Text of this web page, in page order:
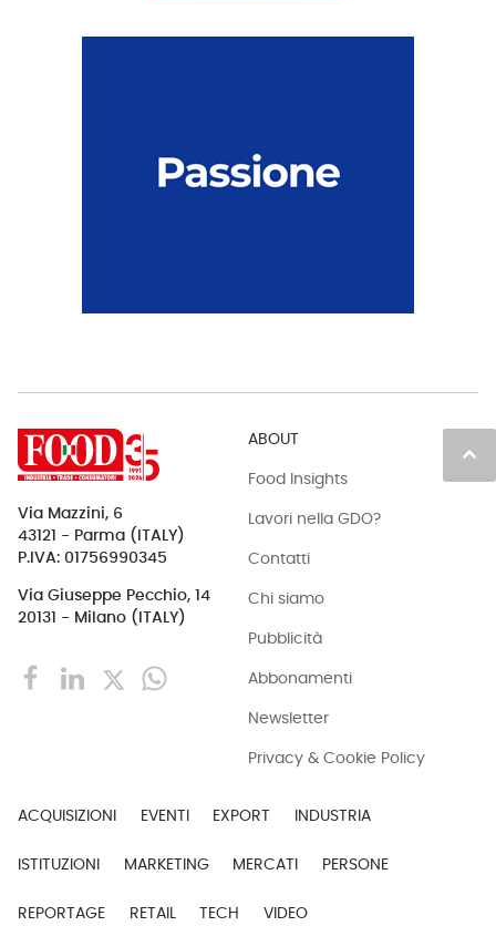
keyboard_arrow_up
Via Mazzini, 6
43121 - Parma (ITALY)
P.IVA: 01756990345
Via Giuseppe Pecchio, 14
20131 - Milano (ITALY)
ABOUT
Food Insights
Lavori nella GDO?
Contatti
Chi siamo
Pubblicità
Abbonamenti
Newsletter
Privacy & Cookie Policy
ACQUISIZIONI EVENTI EXPORT INDUSTRIA
ISTITUZIONI MARKETING MERCATI PERSONE
REPORTAGE RETAIL TECH VIDEO